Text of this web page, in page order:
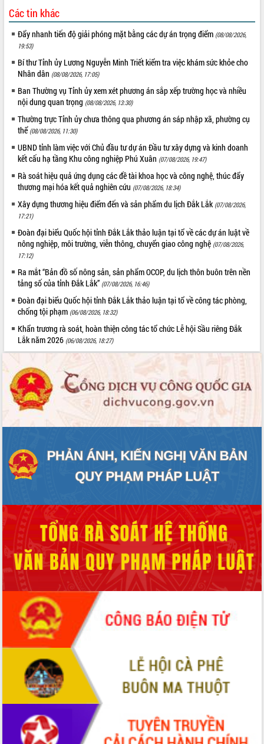
hoạch tỉnh thời kỳ 2021-2030
Hội thảo góp ý hồ sơ điều chỉnh quy
hoạch tỉnh Đắk Lắk thời kỳ 2021-2030,
Nâng cao hiệu quả hoạt động của các
doanh nghiệp nhà nước
Hội nghị triển khai kết nối mạng
truyền số liệu chuyên dùng phục vụ cơ
quan Đảng, Nhà nước
Lễ phát động chuỗi hoạt động chung
tay làm sạch môi trường
Xã Ea Kar bước chuyển mình trong
công tác cải cách hành chính mô hình
mới
UBND tỉnh họp báo định kỳ tháng 4
năm 2026
Hội thảo khoa học “Giải pháp thúc đẩy
phát triển nền kinh tế xanh tại tỉnh
Đắk Lắk”
hiện nhiệm vụ quản lý tài sản công
hàng tuần
Tháo gỡ những vướng mắc, đẩy mạnh
công tác cải cách thủ tục hành chính
tại Trung tâm Phục vụ hành chính
công tỉnh
Đắk Lắk: Tôn vinh 46 giải pháp tại Hội
thi Sáng tạo Kỹ thuật 2024 - 2025
Đắk Lắk rà soát, điều chỉnh Đề án 190
về phát triển nuôi trồng thủy sản
Phó Chủ tịch UBND tỉnh Đắk Lắk
Trương Công Thái kiểm tra thực địa
Dự án cao tốc Khánh Hòa - Buôn Ma
Định vị cà phê Việt Nam như một “di
sản sống” trong dòng chảy toàn cầu
Xây dựng nông thôn mới: Nâng cao đời
thực
Quyết liệt tháo gỡ vướng mắc, đẩy
nhanh tiến độ các dự án trọng điểm
trong Khu kinh tế Nam Phú Yên
Hòn Yến phát triển du lịch gắn với bảo
tồn biển
Lấy ý kiến điều chỉnh Quy hoạch tỉnh
Đắk Lắk thời kỳ 2021-2030, tầm nhìn
đến năm 2050
Phát động chiến dịch 30 ngày đêm
giải phóng mặt bằng Tuyến đường bộ
ven biển
Đắk Lắk nỗ lực thúc đẩy tăng trưởng
kinh tế từ 10% trở lên trong Quý
II/2026
Đắk Lắk ký kết thỏa thuận hợp tác về
chuyển đổi số giai đoạn 2026 – 2030
với Tập đoàn Bưu chính Viễn thông
Việt Nam
Các tin khác
Đẩy nhanh tiến độ giải phóng mặt bằng các dự án trọng điểm (08/08/2026,
19:53)
Bí thư Tỉnh ủy Lương Nguyễn Minh Triết kiểm tra việc khám sức khỏe cho
Nhân dân (08/08/2026, 17:05)
Ban Thường vụ Tỉnh ủy xem xét phương án sắp xếp trường học và nhiều
nội dung quan trọng (08/08/2026, 13:30)
Thường trực Tỉnh ủy chưa thông qua phương án sáp nhập xã, phường cụ
thể (08/08/2026, 11:30)
UBND tỉnh làm việc với Chủ đầu tư dự án Đầu tư xây dựng và kinh doanh
kết cấu hạ tầng Khu công nghiệp Phú Xuân (07/08/2026, 19:47)
Rà soát hiệu quả ứng dụng các đề tài khoa học và công nghệ, thúc đẩy
thương mại hóa kết quả nghiên cứu (07/08/2026, 18:34)
Xây dựng thương hiệu điểm đến và sản phẩm du lịch Đắk Lắk (07/08/2026,
17:21)
Đoàn đại biểu Quốc hội tỉnh Đắk Lắk thảo luận tại tổ về các dự án luật về
nông nghiệp, môi trường, viễn thông, chuyển giao công nghệ (07/08/2026,
17:12)
Ra mắt “Bản đồ số nông sản, sản phẩm OCOP, du lịch thôn buôn trên nền
tảng số của tỉnh Đắk Lắk” (07/08/2026, 16:46)
Đoàn đại biểu Quốc hội tỉnh Đắk Lắk thảo luận tại tổ về công tác phòng,
chống tội phạm (06/08/2026, 18:32)
Khẩn trương rà soát, hoàn thiện công tác tổ chức Lễ hội Sầu riêng Đắk
Lắk năm 2026 (06/08/2026, 18:27)